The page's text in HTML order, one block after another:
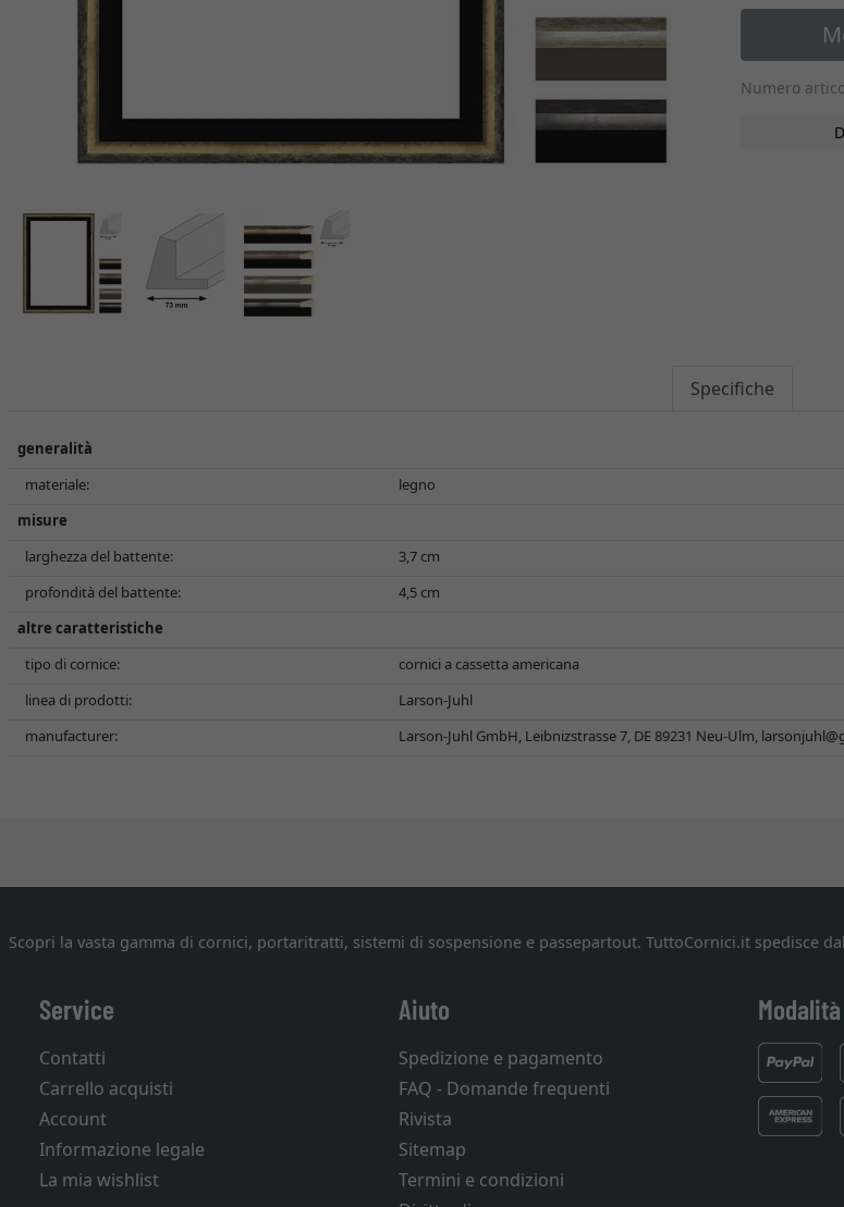
Numero
Specifiche
generalità
materiale:
legno
misure
larghezza del battente:
3,7 cm
profondità del battente:
4,5 cm
altre caratteristiche
tipo di cornice:
cornici a cassetta americana
linea di prodotti:
Larson-Juhl
manufacturer:
Larson-Juhl GmbH, Leibnizstrasse 7, DE 89231 Neu-Ulm,
Scopri la vasta gamma di cornici, portaritratti, sistemi di sospensione e passepartout. TuttoCornici.it spedisce
Service
Contatti
Carrello acquisti
Account
Informazione legale
La mia wishlist
Aiuto
Spedizione e pagamento
FAQ - Domande frequenti
Rivista
Sitemap
Termini e condizioni